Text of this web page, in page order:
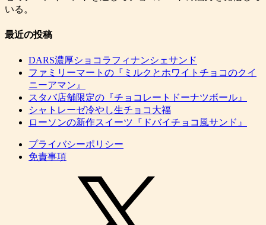
いる。
最近の投稿
DARS濃厚ショコラフィナンシェサンド
ファミリーマートの『ミルクとホワイトチョコのクイ
ニーアマン』
スタバ店舗限定の『チョコレートドーナツボール』
シャトレーゼ冷やし生チョコ大福
ローソンの新作スイーツ『ドバイチョコ風サンド』
プライバシーポリシー
免責事項